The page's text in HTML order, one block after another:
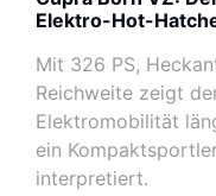
Elektro-Hot-
Mit 326 PS,
Reichweite zeigt
Elektromobilität
ein
interpretiert.